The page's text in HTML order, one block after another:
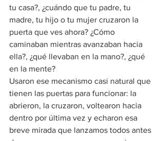
tu casa?, ¿cuándo que tu padre, tu
madre, tu hijo o tu mujer cruzaron la
puerta que ves ahora? ¿Cómo
caminaban mientras avanzaban hacia
ella?, ¿qué llevaban en la mano?, ¿qué
en la mente?
Usaron ese mecanismo casi natural que
tienen las puertas para funcionar: la
abrieron, la cruzaron, voltearon hacia
dentro por última vez y echaron esa
breve mirada que lanzamos todos antes